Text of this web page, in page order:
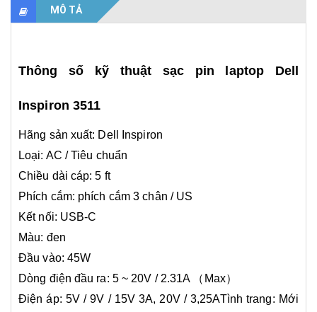
MÔ TẢ
Thông số kỹ thuật sạc pin laptop Dell
Inspiron 3511
Hãng sản xuất: Dell Inspiron
Loại: AC / Tiêu chuẩn
Chiều dài cáp: 5 ft
Phích cắm: phích cắm 3 chân / US
Kết nối: USB-C
Màu: đen
Đầu vào: 45W
Dòng điện đầu ra: 5 ~ 20V / 2.31A （Max）
Điện áp: 5V / 9V / 15V 3A, 20V / 3,25ATình trang: Mới